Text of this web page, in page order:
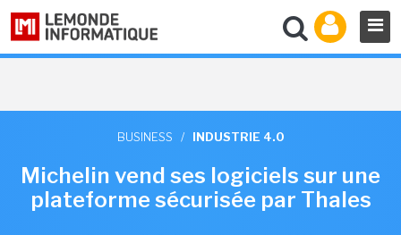
BUSINESS / INDUSTRIE 4.0
Michelin vend ses logiciels sur une
plateforme sécurisée par Thales